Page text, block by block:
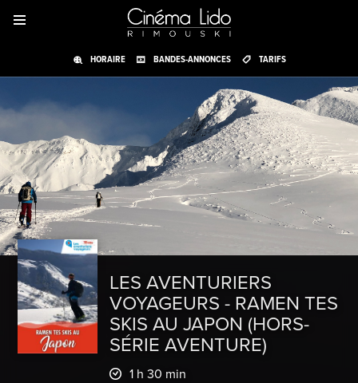
HORAIRE BANDES-ANNONCES TARIFS
LES AVENTURIERS
VOYAGEURS - RAMEN TES
SKIS AU JAPON (HORS-
SÉRIE AVENTURE)
1 h 30 min